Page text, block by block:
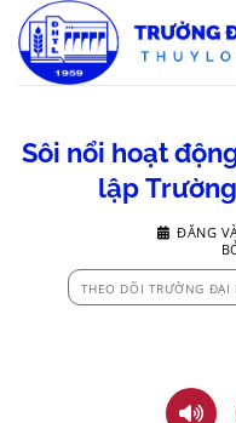
qua
nội
Sôi nổi hoạt
lập
ĐĂNG
THEO DÕI TRƯỜNG ĐẠI